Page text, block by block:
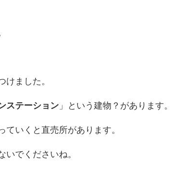
ました。
ステーション 」という建物？があります。
いくと直売所があります。
でくださいね。